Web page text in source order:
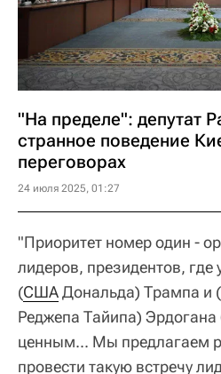
"На пределе": депутат
странное поведение
переговорах
24 июля 2025, 01:27
"Приоритет номер один -
лидеров, президентов, где
(СШАДональда) Трампа и
Реджепа Тайипа) Эрдогана
ценным... Мы предлагаем
провести такую встречу